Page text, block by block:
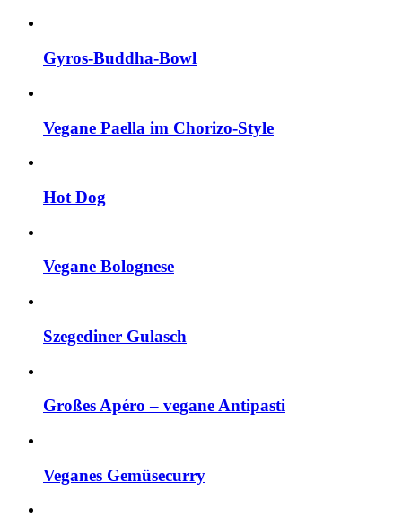
Gyros-Buddha-Bowl
Vegane Paella im Chorizo-Style
Hot Dog
Vegane Bolognese
Szegediner Gulasch
Großes Apéro – vegane Antipasti
Veganes Gemüsecurry